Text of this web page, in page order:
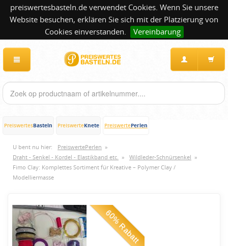
preiswertesbasteln.de verwendet Cookies. Wenn Sie unsere
Website besuchen, erklären Sie sich mit der Platzierung von
Cookies einverstanden.
Vereinbarung
PreiswertesBasteln PreiswerteKnete PreiswertePerlen
U bent nu hier: PreiswertePerlen »
Draht - Senkel - Kordel - Elastikband etc. » Wildleder-Schnürsenkel »
Fimo Clay: Komplettes Sortiment für Kreative – Polymer Clay /
Modelliermasse
60% Rabatt